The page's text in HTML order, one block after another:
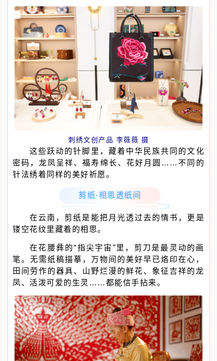
刺绣文创产品 李薇薇 摄
这些跃动的针脚里，藏着中华民族共同的文化
密码，龙凤呈祥、福寿绵长、花好月圆……不同的
针法绣着同样的美好祈愿。
剪纸·相思透纸间
在云南，剪纸是能把月光透过去的情书，更是
镂空花纹里藏着的相思。
在花腰彝的“指尖宇宙”里，剪刀是最灵动的画
笔。无需纸稿描摹，万物间的美好早已烙印在心，
田间劳作的器具、山野烂漫的鲜花、象征吉祥的龙
凤、活泼可爱的生灵……都能信手拈来。